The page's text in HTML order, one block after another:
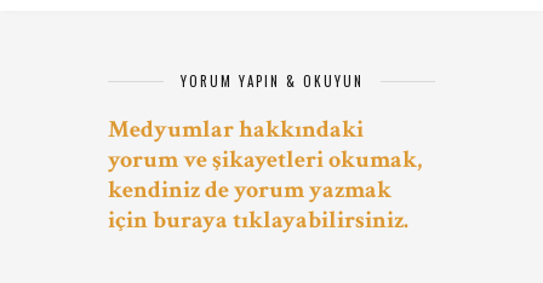
YORUM YAPIN & OKUYUN
Medyumlar hakkındaki
yorum ve şikayetleri okumak,
kendiniz de yorum yazmak
için buraya tıklayabilirsiniz.